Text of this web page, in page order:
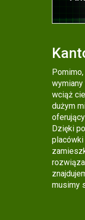
wciąż
dużym
Dzięki
musimy